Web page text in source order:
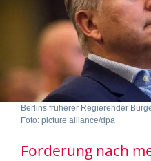
Berlins früherer Regierender
Foto: picture alliance/dpa
Forderung nach